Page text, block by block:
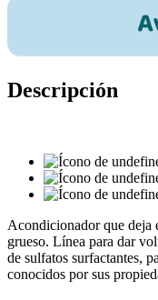
Descripción
Acondicionador que deja
grueso. Línea para dar
de sulfatos surfactantes,
conocidos por sus